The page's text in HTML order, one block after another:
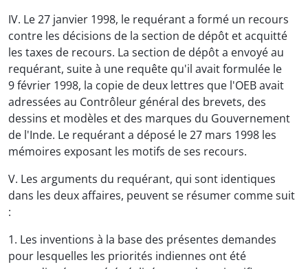
IV. Le 27 janvier 1998, le requérant a formé un recours
contre les décisions de la section de dépôt et acquitté
les taxes de recours. La section de dépôt a envoyé au
requérant, suite à une requête qu'il avait formulée le
9 février 1998, la copie de deux lettres que l'OEB avait
adressées au Contrôleur général des brevets, des
dessins et modèles et des marques du Gouvernement
de l'Inde. Le requérant a déposé le 27 mars 1998 les
mémoires exposant les motifs de ses recours.
V. Les arguments du requérant, qui sont identiques
dans les deux affaires, peuvent se résumer comme suit
:
1. Les inventions à la base des présentes demandes
pour lesquelles les priorités indiennes ont été